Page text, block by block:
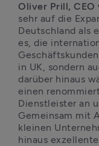
Oliver Prill, CEO
sehr auf die
Deutschland als
es, die
in UK, sondern
darüber hinaus
einen
Dienstleister an
Gemeinsam mit
kleinen
hinaus